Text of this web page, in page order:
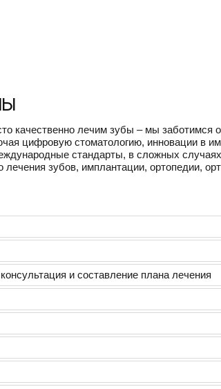
качественно лечим зубы – мы
цифровую стоматологию, инновации в
стандарты, в сложных
зубов, имплантации, ортопедии,
и составление плана лечения